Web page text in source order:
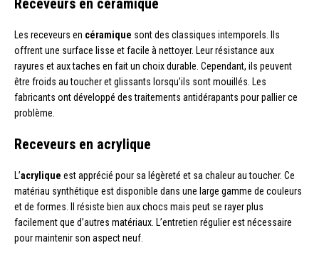
Receveurs en céramique
Les receveurs en céramique sont des classiques intemporels. Ils
offrent une surface lisse et facile à nettoyer. Leur résistance aux
rayures et aux taches en fait un choix durable. Cependant, ils peuvent
être froids au toucher et glissants lorsqu’ils sont mouillés. Les
fabricants ont développé des traitements antidérapants pour pallier ce
problème.
Receveurs en acrylique
L’acrylique est apprécié pour sa légèreté et sa chaleur au toucher. Ce
matériau synthétique est disponible dans une large gamme de couleurs
et de formes. Il résiste bien aux chocs mais peut se rayer plus
facilement que d’autres matériaux. L’entretien régulier est nécessaire
pour maintenir son aspect neuf.